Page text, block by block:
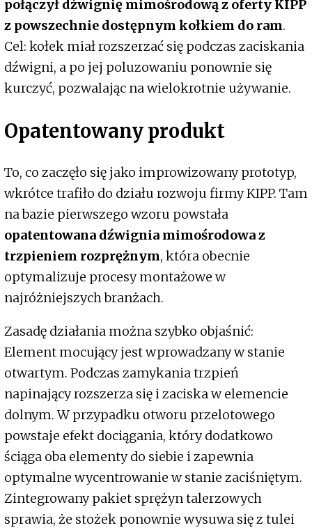
połączył dźwignię mimośrodową z oferty KIPP
z powszechnie dostępnym kołkiem do ram.
Cel: kołek miał rozszerzać się podczas zaciskania
dźwigni, a po jej poluzowaniu ponownie się
kurczyć, pozwalając na wielokrotnie używanie.
Opatentowany produkt
To, co zaczęło się jako improwizowany prototyp,
wkrótce trafiło do działu rozwoju firmy KIPP. Tam
na bazie pierwszego wzoru powstała
opatentowana dźwignia mimośrodowa z
trzpieniem rozprężnym, która obecnie
optymalizuje procesy montażowe w
najróżniejszych branżach.
Zasadę działania można szybko objaśnić:
Element mocujący jest wprowadzany w stanie
otwartym. Podczas zamykania trzpień
napinający rozszerza się i zaciska w elemencie
dolnym. W przypadku otworu przelotowego
powstaje efekt dociągania, który dodatkowo
ściąga oba elementy do siebie i zapewnia
optymalne wycentrowanie w stanie zaciśniętym.
Zintegrowany pakiet sprężyn talerzowych
sprawia, że stożek ponownie wysuwa się z tulei